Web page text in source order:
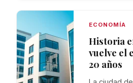
ECONOMÍA
Historia
vuelve el
20 años